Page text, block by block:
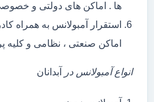
ها . اماکن های دولتی و
استقرار آمبولانس به همراه
اماکن صنعتی ، نظامی و کلیه
انواع آمبولانس در آبدانان